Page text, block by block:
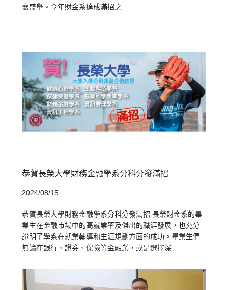
襄盛舉。今年財金系達成滿招之...
恭賀長榮大學財務金融學系分科分發滿招
2024/08/15
恭賀長榮大學財務金融學系分科分發滿招 長榮財金系的畢
業生在金融市場中的高就業率及傑出的職涯發展，也充分
證明了學系在就業輔導和生涯規劃方面的成功。畢業生們
無論在銀行、證券、保險等金融業，或是選擇深...